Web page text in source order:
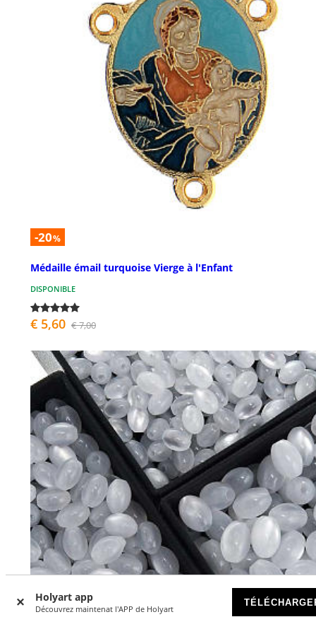
Holyart app
Découvrez maintenat l'APP de Holyart
-20%
Médaille émail turquoise Vierge à l'Enfant
DISPONIBLE
€ 5,60 € 7,00